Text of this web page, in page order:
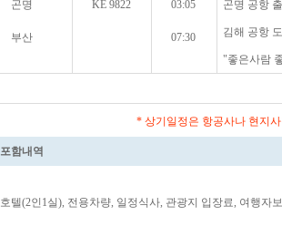
곤명
부산
KE 9822 03:05
07:30
곤명 공항
김해 공항
"좋은사람
* 상기일정은 항공사나 현지
포함내역
호텔(2인1실), 전용차량, 일정식사, 관광지 입장료, 여행자